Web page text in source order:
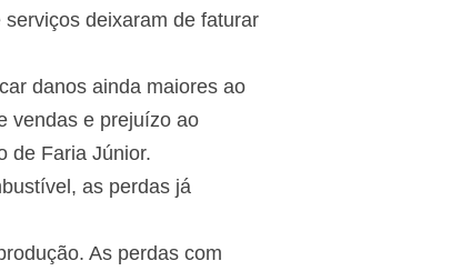
deixaram de faturar
danos ainda maiores ao
vendas e prejuízo ao
de Faria Júnior.
as perdas já
As perdas com